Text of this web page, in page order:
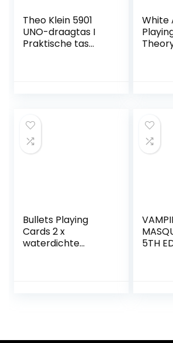
Theo Klein 5901
UNO-draagtas I
Praktische tas
kinderen van 3 jaar
en ouder
White
Bullets Playing
Cards 2 x
waterdichte
Texas Holdem
5TH